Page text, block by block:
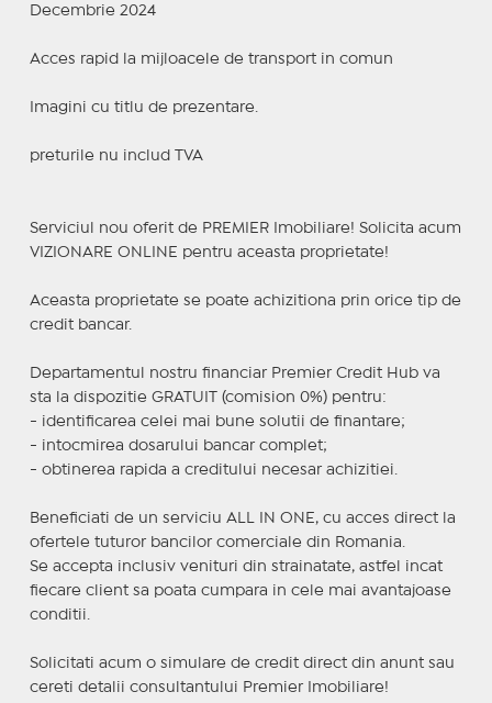
Decembrie 2024
Acces rapid la mijloacele de transport in comun
Imagini cu titlu de prezentare.
preturile nu includ TVA
Serviciul nou oferit de PREMIER Imobiliare! Solicita acum
VIZIONARE ONLINE pentru aceasta proprietate!
Aceasta proprietate se poate achizitiona prin orice tip de
credit bancar.
Departamentul nostru financiar Premier Credit Hub va
sta la dispozitie GRATUIT (comision 0%) pentru:
- identificarea celei mai bune solutii de finantare;
- intocmirea dosarului bancar complet;
- obtinerea rapida a creditului necesar achizitiei.
Beneficiati de un serviciu ALL IN ONE, cu acces direct la
ofertele tuturor bancilor comerciale din Romania.
Se accepta inclusiv venituri din strainatate, astfel incat
fiecare client sa poata cumpara in cele mai avantajoase
conditii.
Solicitati acum o simulare de credit direct din anunt sau
cereti detalii consultantului Premier Imobiliare!